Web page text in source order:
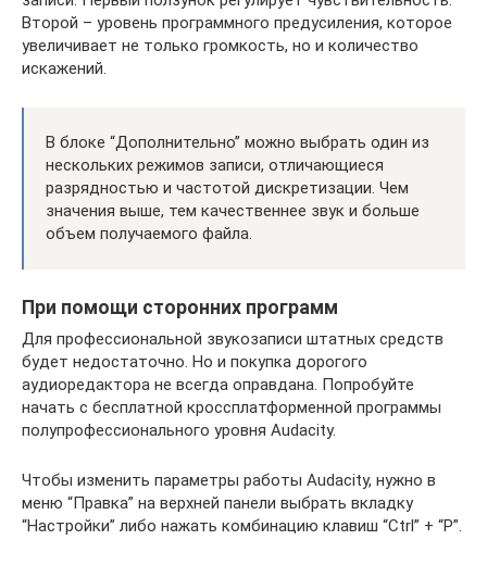
Второй – уровень программного предусиления, которое
увеличивает не только громкость, но и количество
искажений.
В блоке “Дополнительно” можно выбрать один из
нескольких режимов записи, отличающиеся
разрядностью и частотой дискретизации. Чем
значения выше, тем качественнее звук и больше
объем получаемого файла.
При помощи сторонних программ
Для профессиональной звукозаписи штатных средств
будет недостаточно. Но и покупка дорогого
аудиоредактора не всегда оправдана. Попробуйте
начать с бесплатной кроссплатформенной программы
полупрофессионального уровня Audacity.
Чтобы изменить параметры работы Audacity, нужно в
меню “Правка” на верхней панели выбрать вкладку
“Настройки” либо нажать комбинацию клавиш “Ctrl” + “P”.